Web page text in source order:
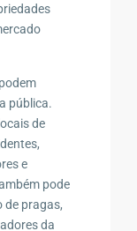
pública.
de
e
pode
de pragas,
da